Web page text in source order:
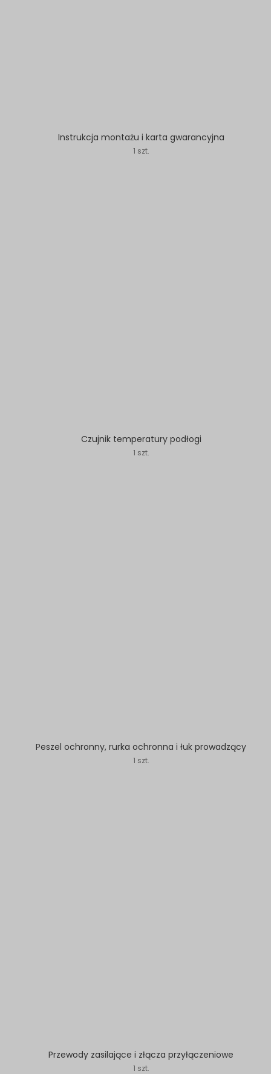
Instrukcja montażu i karta gwarancyjna
1 szt.
Czujnik temperatury podłogi
1 szt.
Peszel ochronny, rurka ochronna i łuk prowadzący
1 szt.
Przewody zasilające i złącza przyłączeniowe
1 szt.